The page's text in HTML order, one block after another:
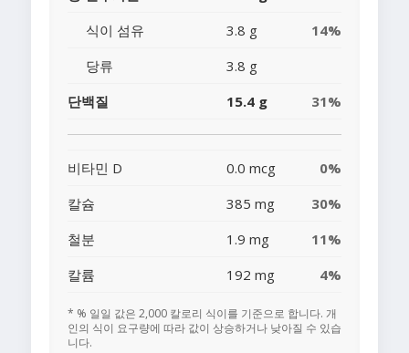
식이 섬유
3.8 g
14%
당류
3.8 g
단백질
15.4 g 31%
비타민 D 0.0 mcg
0%
칼슘
385 mg
30%
철분
1.9 mg
11%
칼륨
192 mg 4%
* % 일일 값은 2,000 칼로리 식이를 기준으로 합니다. 개
인의 식이 요구량에 따라 값이 상승하거나 낮아질 수 있습
니다.